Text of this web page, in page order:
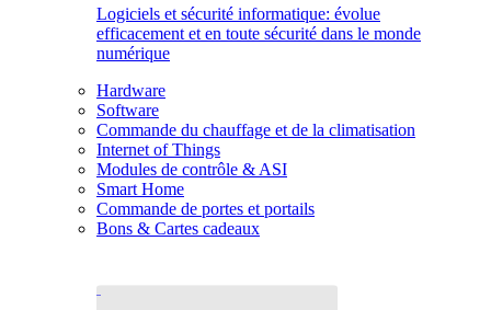
Logiciels et sécurité informatique: évolue
efficacement et en toute sécurité dans le monde
numérique
Hardware
Software
Commande du chauffage et de la climatisation
Internet of Things
Modules de contrôle & ASI
Smart Home
Commande de portes et portails
Bons & Cartes cadeaux